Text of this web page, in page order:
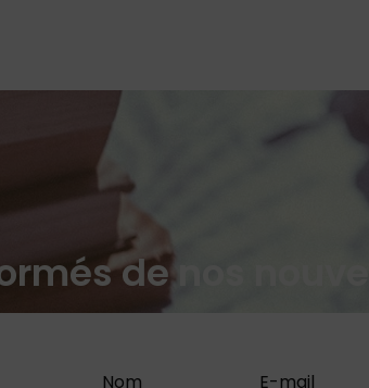
de nos